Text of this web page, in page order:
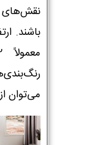
باشند.
می‌توان